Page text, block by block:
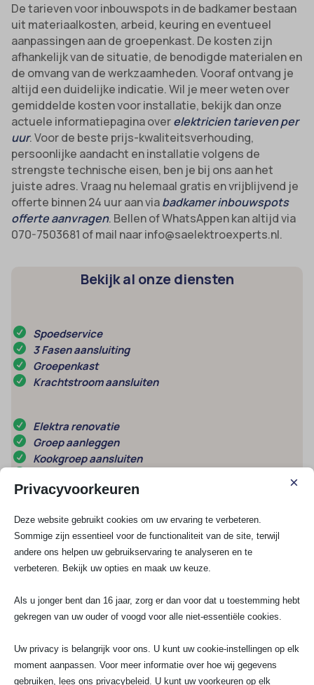
De tarieven voor inbouwspots in de badkamer bestaan
uit materiaalkosten, arbeid, keuring en eventueel
aanpassingen aan de groepenkast. De kosten zijn
afhankelijk van de situatie, de benodigde materialen en
de omvang van de werkzaamheden. Vooraf ontvang je
altijd een duidelijke indicatie. Wil je meer weten over
gemiddelde kosten voor installatie, bekijk dan onze
actuele informatiepagina overelektricien tarieven per
uur. Voor de beste prijs-kwaliteitsverhouding,
persoonlijke aandacht en installatie volgens de
strengste technische eisen, ben je bij ons aan het
juiste adres. Vraag nu helemaal gratis en vrijblijvend je
offerte binnen 24 uur aan viabadkamer inbouwspots
offerte aanvragen. Bellen of WhatsAppen kan altijd via
070-7503681 of mail naar info@saelektroexperts.nl.
Bekijk al onze diensten
Spoedservice
3 Fasen aansluiting
Groepenkast
Krachtstroom aansluiten
Elektra renovatie
Groep aanleggen
Kookgroep aansluiten
Schakelmateriaal
UTP / COAX
Lampen installeren
Meterkast vervangen
Meest gestelde vragen
Welke eisen gelden er bij het installeren
van inbouwspots in de badkamer?
Privacyvoorkeuren ×
Deze website gebruikt cookies om uw ervaring te verbeteren.
Sommige zijn essentieel voor de functionaliteit van de site, terwijl
andere ons helpen uw gebruikservaring te analyseren en te
verbeteren. Bekijk uw opties en maak uw keuze.
Als u jonger bent dan 16 jaar, zorg er dan voor dat u toestemming hebt
gekregen van uw ouder of voogd voor alle niet-essentiële cookies.
Uw privacy is belangrijk voor ons. U kunt uw cookie-instellingen op elk
moment aanpassen. Voor meer informatie over hoe wij gegevens
gebruiken, lees ons privacybeleid. U kunt uw voorkeuren op elk